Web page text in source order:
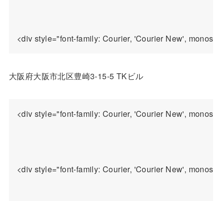
大阪府大阪市北区豊崎3-15-5 TKビル
<div style="font-family: Courier, 'Courier New',
<div style="font-family: Courier, 'Courier New',